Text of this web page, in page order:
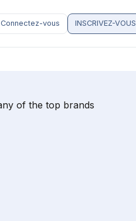
Connectez-vous INSCRIVEZ-VOUS